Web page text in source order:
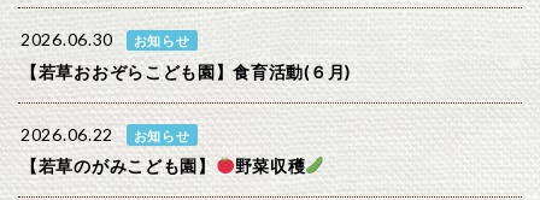
2026.06.30 お知らせ
【若草おおぞらこども園】食育活動(６月)
2026.06.22 お知らせ
【若草のがみこども園】 野菜収穫